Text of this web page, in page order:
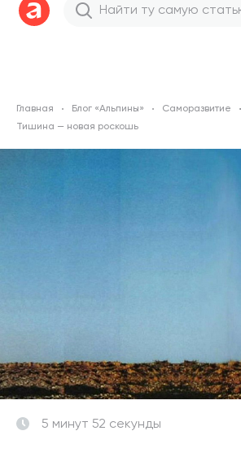
Главная Блог «Альпины»
Саморазвитие
Тишина — новая роскошь
5 минут 52 секунды